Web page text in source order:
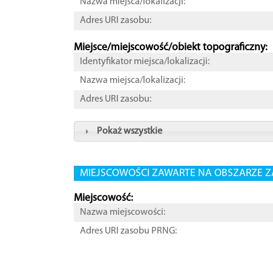
Adres URI zasobu:
Miejsce/miejscowość/obiekt topograficzny:
Identyfikator miejsca/lokalizacji:
Nazwa miejsca/lokalizacji:
Adres URI zasobu:
Pokaż wszystkie
MIEJSCOWOŚCI ZAWARTE NA OBSZARZE
Miejscowość:
Nazwa miejscowości:
Adres URI zasobu PRNG: